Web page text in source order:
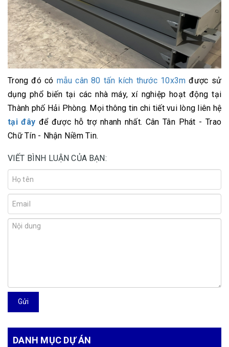
Trong đó có mẫu cân 80 tấn kích thước 10x3m được sử
dụng phổ biến tại các nhà máy, xí nghiệp hoạt động tại
Thành phố Hải Phòng. Mọi thông tin chi tiết vui lòng liên hệ
tại đây để được hỗ trợ nhanh nhất. Cân Tân Phát - Trao
Chữ Tín - Nhận Niềm Tin.
VIẾT BÌNH LUẬN CỦA BẠN:
Gửi
DANH MỤC DỰ ÁN